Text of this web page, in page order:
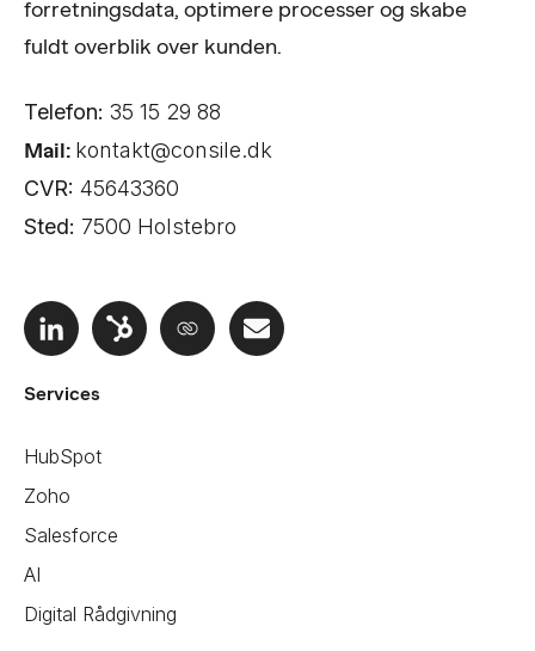
forretningsdata, optimere processer og skabe
fuldt overblik over kunden.
Telefon: 35 15 29 88
Mail: kontakt@consile.dk
CVR: 45643360
Sted: 7500 Holstebro
Services
HubSpot
Zoho
Salesforce
AI
Digital Rådgivning